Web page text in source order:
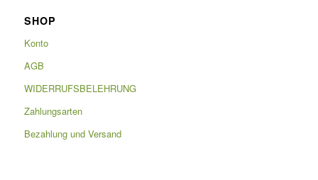
SHOP
Konto
AGB
WIDERRUFSBELEHRUNG
Zahlungsarten
Bezahlung und Versand